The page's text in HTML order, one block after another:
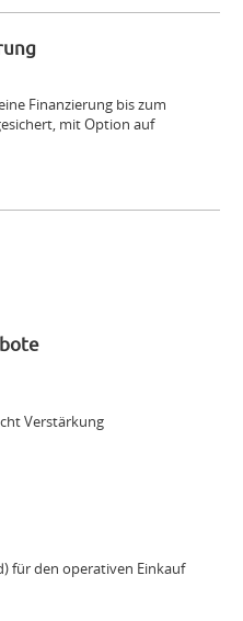
Finanzierung bis zum
mit Option auf
(m/w/d)
Verstärkung
für den operativen Einkauf